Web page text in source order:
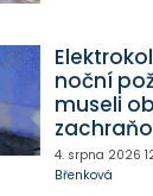
noční
museli
4. srpna 2026
Břenková